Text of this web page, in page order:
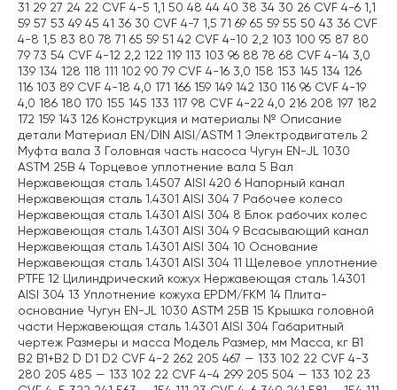
31 29 27 24 22 CVF 4-5 1,1 50 48 44 40 38 34 30 26 CVF 4-6 1,1
59 57 53 49 45 41 36 30 CVF 4-7 1,5 71 69 65 59 55 50 43 36 CVF
4-8 1,5 83 80 78 71 65 59 51 42 CVF 4-10 2,2 103 100 95 87 80
79 73 54 CVF 4-12 2,2 122 119 113 103 96 88 78 68 CVF 4-14 3,0
139 134 128 118 111 102 90 79 CVF 4-16 3,0 158 153 145 134 126
116 103 89 CVF 4-18 4,0 171 166 159 149 142 130 116 96 CVF 4-19
4,0 186 180 170 155 145 133 117 98 CVF 4-22 4,0 216 208 197 182
172 159 143 126 Конструкция и материалы № Описание
детали Материал EN/DIN AISI/ASTM 1 Электродвигатель 2
Муфта вала 3 Головная часть насоса Чугун EN-JL 1030
ASTM 25B 4 Торцевое уплотнение вала 5 Вал
Нержавеющая сталь 1.4507 AISI 420 6 Напорный канал
Нержавеющая сталь 1.4301 AISI 304 7 Рабочее колесо
Нержавеющая сталь 1.4301 AISI 304 8 Блок рабочих колес
Нержавеющая сталь 1.4301 AISI 304 9 Всасывающий канал
Нержавеющая сталь 1.4301 AISI 304 10 Основание
Нержавеющая сталь 1.4301 AISI 304 11 Щелевое уплотнение
PTFE 12 Цилиндрический кожух Нержавеющая сталь 1.4301
AISI 304 13 Уплотнение кожуха EPDM/FKM 14 Плита-
основание Чугун EN-JL 1030 ASTM 25B 15 Крышка головной
части Нержавеющая сталь 1.4301 AISI 304 Габаритный
чертеж Размеры и масса Модель Размер, мм Масса, кг B1
B2 B1+B2 D D1 D2 CVF 4-2 262 205 467 — 133 102 22 CVF 4-3
280 205 485 — 133 102 22 CVF 4-4 299 205 504 — 133 102 23